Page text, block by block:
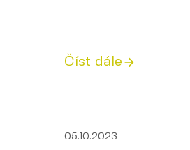
Číst dále
05.10.2023